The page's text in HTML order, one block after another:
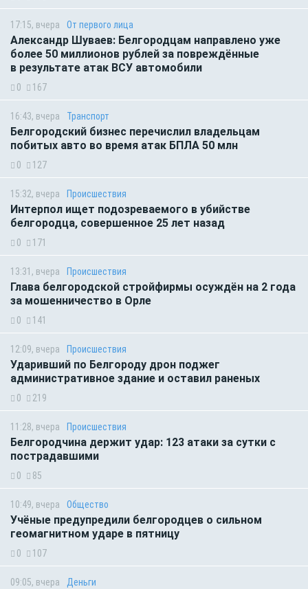
17:15, вчера От первого лица
Александр Шуваев: Белгородцам направлено уже
более 50 миллионов рублей за повреждённые
в результате атак ВСУ автомобили
0 167
16:43, вчера Транспорт
Белгородский бизнес перечислил владельцам
побитых авто во время атак БПЛА 50 млн
0 127
15:32, вчера Происшествия
Интерпол ищет подозреваемого в убийстве
белгородца, совершенное 25 лет назад
0 171
13:31, вчера Происшествия
Глава белгородской стройфирмы осуждён на 2 года
за мошенничество в Орле
0 141
12:09, вчера Происшествия
Ударивший по Белгороду дрон поджег
административное здание и оставил раненых
0 219
11:28, вчера Происшествия
Белгородчина держит удар: 123 атаки за сутки с
пострадавшими
0 85
10:49, вчера Общество
Учёные предупредили белгородцев о сильном
геомагнитном ударе в пятницу
0 107
09:05, вчера Деньги